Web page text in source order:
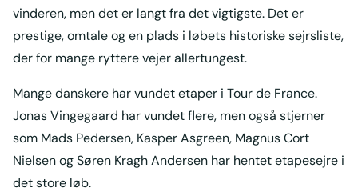
vinderen, men det er langt fra det vigtigste. Det er
prestige, omtale og en plads i løbets historiske sejrsliste,
der for mange ryttere vejer allertungest.
Mange danskere har vundet etaper i Tour de France.
Jonas Vingegaard har vundet flere, men også stjerner
som Mads Pedersen, Kasper Asgreen, Magnus Cort
Nielsen og Søren Kragh Andersen har hentet etapesejre i
det store løb.